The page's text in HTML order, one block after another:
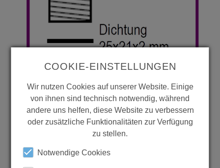
COOKIE-EINSTELLUNGEN
Wir nutzen Cookies auf unserer Website. Einige
von ihnen sind technisch notwendig, während
andere uns helfen, diese Website zu verbessern
oder zusätzliche Funktionalitäten zur Verfügung
zu stellen.
Notwendige Cookies